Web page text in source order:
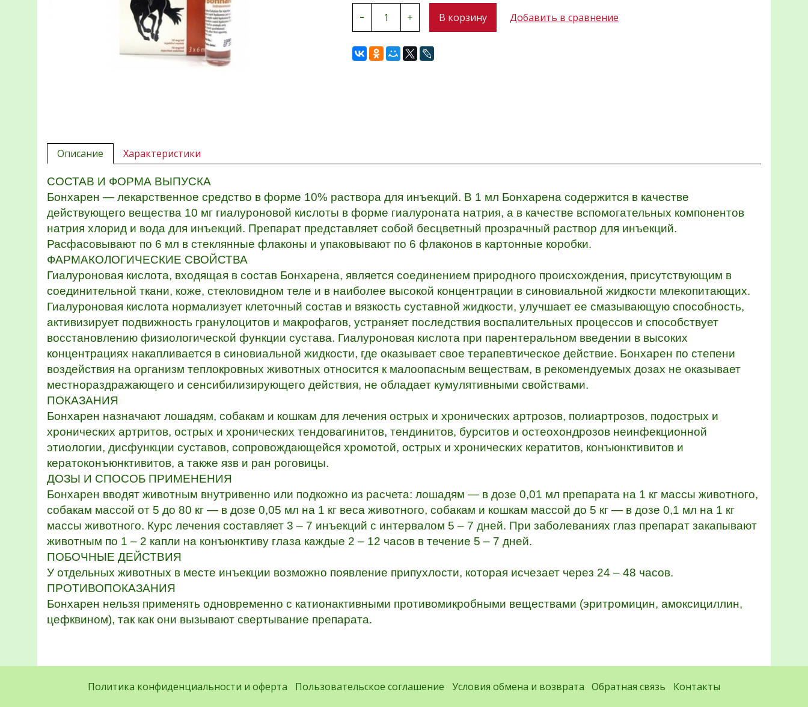
В корзину Добавить в сравнение
Описание
СОСТАВ И ФОРМА ВЫПУСКА
Бонхарен — лекарственное средство в форме 10% раствора для инъекций. В 1 мл Бонхарена содержится в качестве
действующего вещества 10 мг гиалуроновой кислоты в форме гиалуроната натрия, а в качестве вспомогательных компонентов
натрия хлорид и вода для инъекций. Препарат представляет собой бесцветный прозрачный раствор для инъекций.
Расфасовывают по 6 мл в стеклянные флаконы и упаковывают по 6 флаконов в картонные коробки.
ФАРМАКОЛОГИЧЕСКИЕ СВОЙСТВА
Гиалуроновая кислота, входящая в состав Бонхарена, является соединением природного происхождения, присутствующим в
соединительной ткани, коже, стекловидном теле и в наиболее высокой концентрации в синовиальной жидкости млекопитающих.
Гиалуроновая кислота нормализует клеточный состав и вязкость суставной жидкости, улучшает ее смазывающую способность,
активизирует подвижность гранулоцитов и макрофагов, устраняет последствия воспалительных процессов и способствует
восстановлению физиологической функции сустава. Гиалуроновая кислота при парентеральном введении в высоких
концентрациях накапливается в синовиальной жидкости, где оказывает свое терапевтическое действие. Бонхарен по степени
воздействия на организм теплокровных животных относится к малоопасным веществам, в рекомендуемых дозах не оказывает
местнораздражающего и сенсибилизирующего действия, не обладает кумулятивными свойствами.
ПОКАЗАНИЯ
Бонхарен назначают лошадям, собакам и кошкам для лечения острых и хронических артрозов, полиартрозов, подострых и
хронических артритов, острых и хронических тендовагинитов, тендинитов, бурситов и остеохондрозов неинфекционной
этиологии, дисфункции суставов, сопровождающейся хромотой, острых и хронических кератитов, конъюнктивитов и
кератоконъюнктивитов, а также язв и ран роговицы.
ДОЗЫ И СПОСОБ ПРИМЕНЕНИЯ
Бонхарен вводят животным внутривенно или подкожно из расчета: лошадям — в дозе 0,01 мл препарата на 1 кг массы животного,
собакам массой от 5 до 80 кг — в дозе 0,05 мл на 1 кг веса животного, собакам и кошкам массой до 5 кг — в дозе 0,1 мл на 1 кг
массы животного. Курс лечения составляет 3 – 7 инъекций с интервалом 5 – 7 дней. При заболеваниях глаз препарат закапывают
животным по 1 – 2 капли на конъюнктиву глаза каждые 2 – 12 часов в течение 5 – 7 дней.
ПОБОЧНЫЕ ДЕЙСТВИЯ
У отдельных животных в месте инъекции возможно появление припухлости, которая исчезает через 24 – 48 часов.
ПРОТИВОПОКАЗАНИЯ
Бонхарен нельзя применять одновременно с катионактивными противомикробными веществами (эритромицин, амоксициллин,
цефквином), так как они вызывают свертывание препарата.
Характеристики
Политика конфиденциальности и оферта Пользовательское соглашение Условия обмена и возврата Обратная связь Контакты